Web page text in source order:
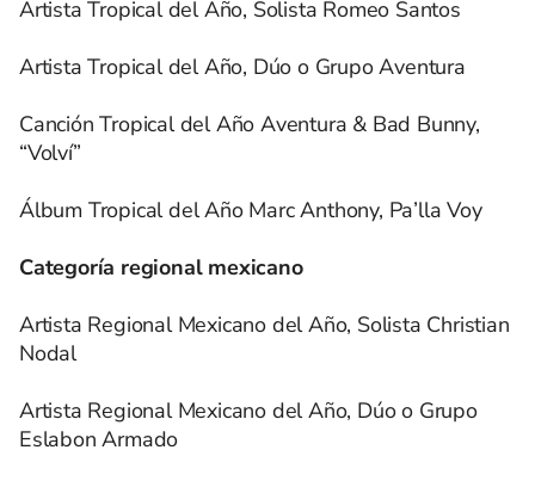
Artista Tropical del Año, Solista Romeo Santos
Artista Tropical del Año, Dúo o Grupo Aventura
Canción Tropical del Año Aventura & Bad Bunny,
“Volví”
Álbum Tropical del Año Marc Anthony, Pa’lla Voy
Categoría regional mexicano
Artista Regional Mexicano del Año, Solista Christian
Nodal
Artista Regional Mexicano del Año, Dúo o Grupo
Eslabon Armado